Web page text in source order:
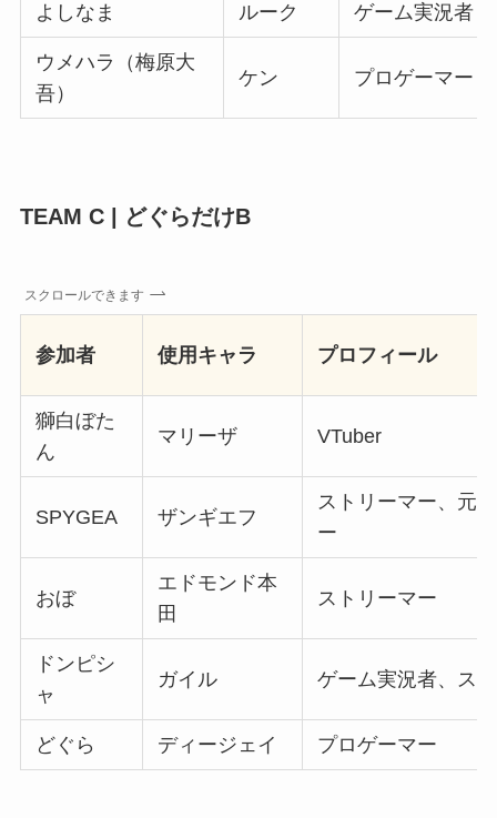
よしなま ルーク ゲーム実況者
ウメハラ（梅原大
吾）
ケン プロゲーマー
TEAM C | どぐらだけB
スクロールできます
参加者 使用キャラ プロフィール
獅白ぼた
ん
マリーザ VTuber
SPYGEA ザンギエフ
ストリーマー、元
ー
おぼ
エドモンド本
田
ストリーマー
ドンピシ
ャ
ガイル ゲーム実況者、ス
どぐら ディージェイ プロゲーマー